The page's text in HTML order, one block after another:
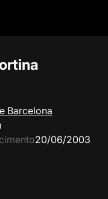
Barcelona
20/06/2003